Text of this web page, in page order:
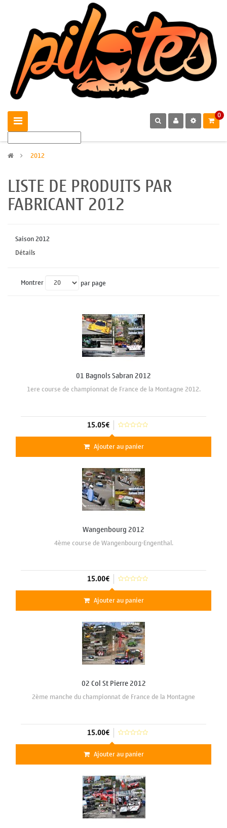
0
> 2012
LISTE DE PRODUITS PAR
FABRICANT 2012
Saison 2012
Détails
Montrer par page
01 Bagnols Sabran 2012
1ere course de championnat de France de la Montagne 2012.
15.05€
Ajouter au panier
Wangenbourg 2012
4ème course de Wangenbourg-Engenthal.
15.00€
Ajouter au panier
02 Col St Pierre 2012
2ème manche du championnat de France de la Montagne
15.00€
Ajouter au panier